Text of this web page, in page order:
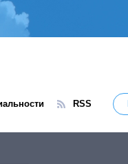
RSS